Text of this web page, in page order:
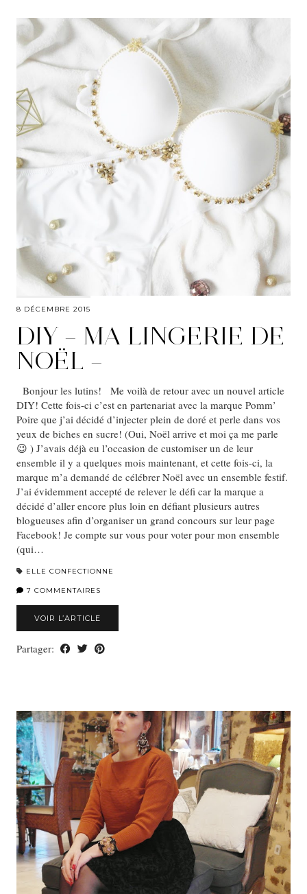
8 DÉCEMBRE 2015
DIY – MA LINGERIE DE
NOËL –
Bonjour les lutins! Me voilà de retour avec un nouvel article
DIY! Cette fois-ci c’est en partenariat avec la marque Pomm’
Poire que j’ai décidé d’injecter plein de doré et perle dans vos
yeux de biches en sucre! (Oui, Noël arrive et moi ça me parle
😉 ) J’avais déjà eu l’occasion de customiser un de leur
ensemble il y a quelques mois maintenant, et cette fois-ci, la
marque m’a demandé de célébrer Noël avec un ensemble festif.
J’ai évidemment accepté de relever le défi car la marque a
décidé d’aller encore plus loin en défiant plusieurs autres
blogueuses afin d’organiser un grand concours sur leur page
Facebook! Je compte sur vous pour voter pour mon ensemble
(qui…
ELLE CONFECTIONNE
7 COMMENTAIRES
VOIR L’ARTICLE
Partager: